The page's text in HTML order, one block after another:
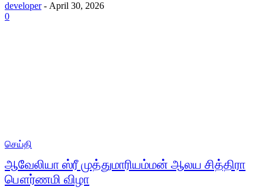
developer - April 30, 2026
0
செய்தி
ஆவேலியா ஸ்ரீ முத்துமாரியம்மன் ஆலய சித்திரா
பௌர்ணமி விழா